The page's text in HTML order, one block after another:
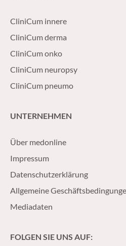
CliniCum innere
CliniCum derma
CliniCum onko
CliniCum neuropsy
CliniCum pneumo
UNTERNEHMEN
Über medonline
Impressum
Datenschutzerklärung
Allgemeine
Mediadaten
FOLGEN SIE UNS AUF: